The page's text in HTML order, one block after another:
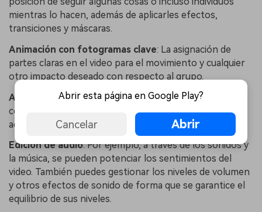
mientras lo hacen, además de aplicarles efectos,
transiciones y máscaras.
Animación con fotogramas clave: La asignación de
partes claras en el video para el movimiento y cualquier
otro impacto deseado con respecto al grupo.
Ajuste del color : La normalización del brillo y el
contraste de sus secuencias de video mejorará
adicionalmente la calidad de la imagen del video.
Edición de audio: Por ejemplo, a través de los sonidos y
la música, se pueden potenciar los sentimientos del
video. También puedes gestionar los niveles de volumen
y otros efectos de sonido de forma que se garantice el
equilibrio de sus niveles.
Abrir esta página en Google Play?
Cancelar Abrir